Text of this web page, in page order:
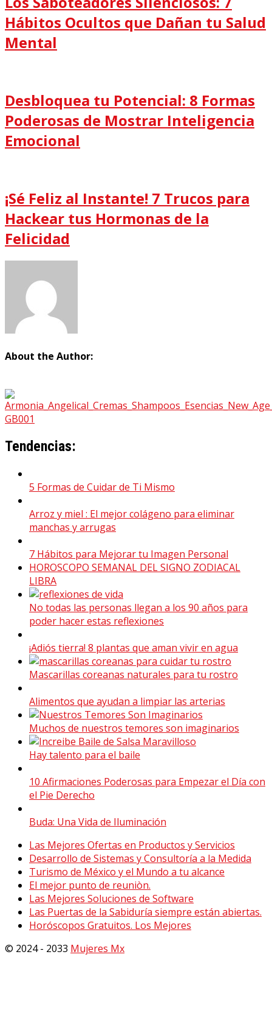
Hábitos Ocultos que Dañan tu Salud
Mental
Desbloquea tu Potencial: 8 Formas
Poderosas de Mostrar Inteligencia
Emocional
¡Sé Feliz al Instante! 7 Trucos para
Hackear tus Hormonas de la
Felicidad
About the Author:
Tendencias:
5 Formas de Cuidar de Ti Mismo
Arroz y miel : El mejor colágeno para eliminar
manchas y arrugas
7 Hábitos para Mejorar tu Imagen Personal
HOROSCOPO SEMANAL DEL SIGNO ZODIACAL
LIBRA
No todas las personas llegan a los 90 años para
poder hacer estas reflexiones
¡Adiós tierra! 8 plantas que aman vivir en agua
Mascarillas coreanas naturales para tu rostro
Alimentos que ayudan a limpiar las arterias
Muchos de nuestros temores son imaginarios
Hay talento para el baile
10 Afirmaciones Poderosas para Empezar el Día con
el Pie Derecho
Buda: Una Vida de Iluminación
Las Mejores Ofertas en Productos y Servicios
Desarrollo de Sistemas y Consultoría a la Medida
Turismo de México y el Mundo a tu alcance
El mejor punto de reuniòn.
Las Mejores Soluciones de Software
Las Puertas de la Sabiduría siempre están abiertas.
Horóscopos Gratuitos. Los Mejores
© 2024 - 2033 Mujeres Mx